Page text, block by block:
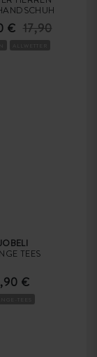
€ 17,90
TEES
€